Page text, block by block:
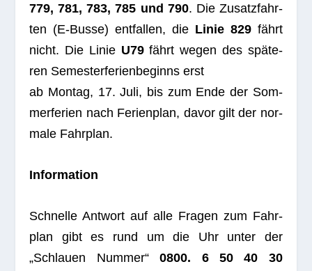
779, 781, 783, 785 und 790. Die Zusatz­fahr­
ten (E‑Busse) ent­fal­len, die Linie 829fährt
nicht. Die Linie U79fährt wegen des spä­te­
ren Semes­ter­fe­ri­en­be­ginns erst
ab Mon­tag, 17. Juli, bis zum Ende der Som­
mer­fe­rien nach Feri­en­plan, davor gilt der nor­
male Fahrplan.
Infor­ma­tion
Schnelle Ant­wort auf alle Fra­gen zum Fahr­
plan gibt es rund um die Uhr unter der
„Schlauen Num­mer“0800. 6 50 40 30